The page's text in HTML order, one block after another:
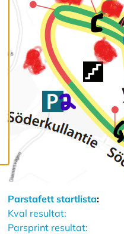
a
a
a
c
o
e
s
Parstafett startlista:
Kval resultat:
Parsprint resultat: